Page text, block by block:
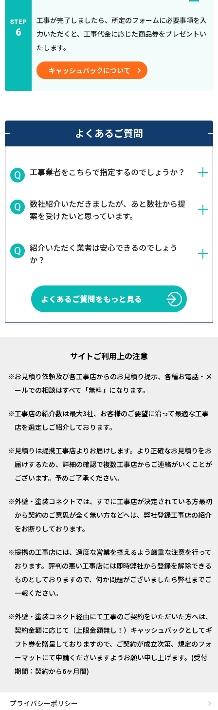
STEP
6
工事が完了しましたら、所定のフォームに必要事項を入
力いただくと、工事代金に応じた商品券をプレゼントい
たします。
キャッシュバックについて
よくあるご質問
工事業者をこちらで指定するのでしょうか？
数社紹介いただきましたが、あと数社から提
案を受けたいと思っています。
紹介いただく業者は安心できるのでしょう
か？
よくあるご質問をもっと見る
サイトご利用上の注意
お見積り依頼及び各工事店からのお見積り提示、各種お電話・メ
ールでの相談はすべて「無料」になります。
工事店の紹介数は最大3社、お客様のご要望に沿って最適な工事
店を選定しご紹介しております。
見積りは提携工事店よりお届けします。より正確なお見積りをお
届けするため、詳細の確認で複数工事店からご連絡がいくことが
ございます。予めご了承ください。
外壁・塗装コネクトでは、すでに工事店が決定されている方最初
から契約のご意思が全く無い方などへは、弊社登録工事店の紹介
をお断りしております。
提携の工事店には、過度な営業を控えるよう厳重な注意を行って
おります。評判の悪い工事店には即時弊社から登録を解除できる
ものとしておりますので、何か問題がございましたら弊社までご
一報ください。
外壁・塗装コネクト経由にて工事のご契約をいただいた方へは、
契約金額に応じて（上限金額無し！）キャッシュバックとしてギ
フト券を贈呈しておりますので、ご契約が成立次第、規定のフォ
ーマットにて申請くださいますようお願い申し上げます。(受付
期間：契約から6ヶ月間)
プライバシーポリシー